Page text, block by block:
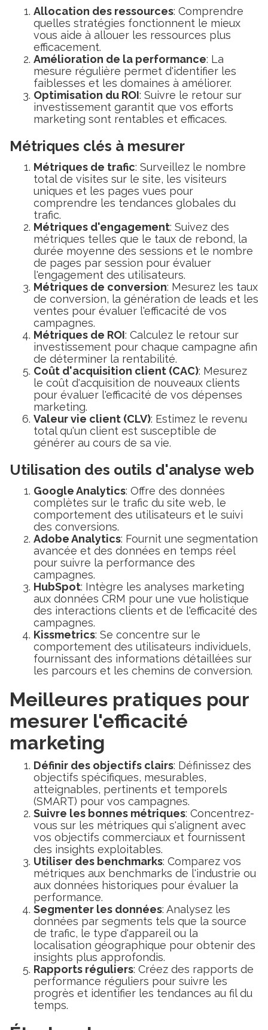
Allocation des ressources: Comprendre
quelles stratégies fonctionnent le mieux
vous aide à allouer les ressources plus
efficacement.
Amélioration de la performance: La
mesure régulière permet d'identifier les
faiblesses et les domaines à améliorer.
Optimisation du ROI: Suivre le retour sur
investissement garantit que vos efforts
marketing sont rentables et efficaces.
Métriques clés à mesurer
Métriques de trafic: Surveillez le nombre
total de visites sur le site, les visiteurs
uniques et les pages vues pour
comprendre les tendances globales du
trafic.
Métriques d'engagement: Suivez des
métriques telles que le taux de rebond, la
durée moyenne des sessions et le nombre
de pages par session pour évaluer
l'engagement des utilisateurs.
Métriques de conversion: Mesurez les taux
de conversion, la génération de leads et les
ventes pour évaluer l'efficacité de vos
campagnes.
Métriques de ROI: Calculez le retour sur
investissement pour chaque campagne afin
de déterminer la rentabilité.
Coût d'acquisition client (CAC): Mesurez
le coût d'acquisition de nouveaux clients
pour évaluer l'efficacité de vos dépenses
marketing.
Valeur vie client (CLV): Estimez le revenu
total qu'un client est susceptible de
générer au cours de sa vie.
Utilisation des outils d'analyse web
Google Analytics: Offre des données
complètes sur le trafic du site web, le
comportement des utilisateurs et le suivi
des conversions.
Adobe Analytics: Fournit une segmentation
avancée et des données en temps réel
pour suivre la performance des
campagnes.
HubSpot: Intègre les analyses marketing
aux données CRM pour une vue holistique
des interactions clients et de l'efficacité des
campagnes.
Kissmetrics: Se concentre sur le
comportement des utilisateurs individuels,
fournissant des informations détaillées sur
les parcours et les chemins de conversion.
Meilleures pratiques pour
mesurer l'efficacité
marketing
Définir des objectifs clairs: Définissez des
objectifs spécifiques, mesurables,
atteignables, pertinents et temporels
(SMART) pour vos campagnes.
Suivre les bonnes métriques: Concentrez-
vous sur les métriques qui s'alignent avec
vos objectifs commerciaux et fournissent
des insights exploitables.
Utiliser des benchmarks: Comparez vos
métriques aux benchmarks de l'industrie ou
aux données historiques pour évaluer la
performance.
Segmenter les données: Analysez les
données par segments tels que la source
de trafic, le type d'appareil ou la
localisation géographique pour obtenir des
insights plus approfondis.
Rapports réguliers: Créez des rapports de
performance réguliers pour suivre les
progrès et identifier les tendances au fil du
temps.